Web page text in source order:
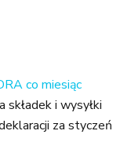
co miesiąc
składek i wysyłki
za styczeń